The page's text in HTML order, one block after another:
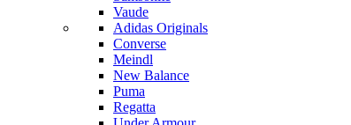
Vaude
Adidas Originals
Converse
Meindl
New Balance
Puma
Regatta